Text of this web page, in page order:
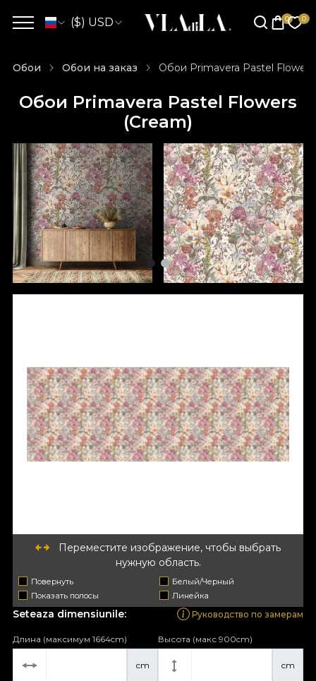
($) USD
Обои Обои на заказ Обои Primavera Pastel
Обои Primavera Pastel Flowers
(Cream)
Переместите изображение, чтобы выбрать
нужную область.
Повернуть
Белый/Черный
Показать полосы
Линейка
Seteaza dimensiunile: Руководство по замерам
cm
Длина (максимум 1664cm)
cm
Высота (макс 900cm)